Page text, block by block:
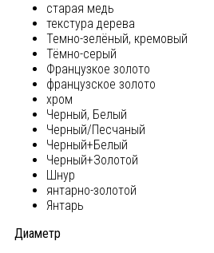
старая медь
текстура дерева
Темно-зелёный, кремовый
Тёмно-серый
Французкое золото
французское золото
хром
Черный, Белый
Черный/Песчаный
Черный+Белый
Черный+Золотой
Шнур
янтарно-золотой
Янтарь
Диаметр